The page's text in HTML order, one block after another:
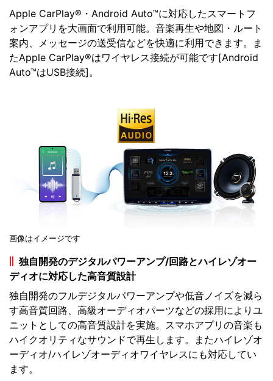
Apple CarPlay®・Android Auto™に対応したスマートフ
ォンアプリを大画面で利用可能。音楽再生や地図・ルート
案内、メッセージの送受信などを快適に利用できます。ま
たApple CarPlay®はワイヤレス接続が可能です[Android
Auto™はUSB接続]。
画像はイメージです
独自開発のデジタルパワーアンプ/回路とハイレゾオー
ディオに対応した高音質設計
独自開発のフルデジタルパワーアンプや低音ノイズを減ら
す高音質回路、高級オーディオパーツなどの採用によりユ
ニットとしての高音質設計を実施。スマホアプリの音楽も
ハイクオリティなサウンドで再生します。またハイレゾオ
ーディオ/ハイレゾオーディオワイヤレスにも対応してい
ます。